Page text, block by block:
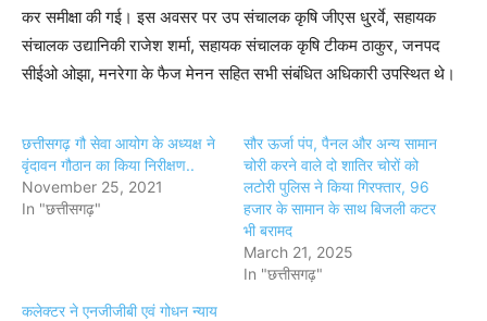
कर समीक्षा की गई। इस अवसर पर उप संचालक कृषि जीएस धु्रर्वे, सहायक
संचालक उद्यानिकी राजेश शर्मा, सहायक संचालक कृषि टीकम ठाकुर, जनपद
सीईओ ओझा, मनरेगा के फैज मेनन सहित सभी संबंधित अधिकारी उपस्थित थे।
छत्तीसगढ़ गौ सेवा आयोग के अध्यक्ष ने
वृंदावन गौठान का किया निरीक्षण..
November 25, 2021
In "छत्तीसगढ़"
सौर ऊर्जा पंप, पैनल और अन्य सामान
चोरी करने वाले दो शातिर चोरों को
लटोरी पुलिस ने किया गिरफ्तार, 96
हजार के सामान के साथ बिजली कटर
भी बरामद
March 21, 2025
In "छत्तीसगढ़"
कलेक्टर ने एनजीजीबी एवं गोधन न्याय